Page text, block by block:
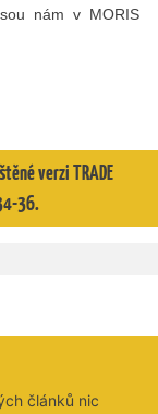
nám v MORIS
verzi TRADE
36.
článků nic